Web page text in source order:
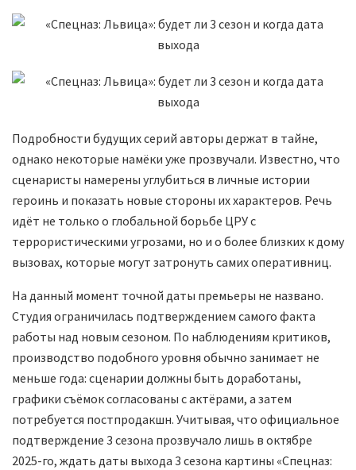
Подробности будущих серий авторы держат в тайне,
однако некоторые намёки уже прозвучали. Известно, что
сценаристы намерены углубиться в личные истории
героинь и показать новые стороны их характеров. Речь
идёт не только о глобальной борьбе ЦРУ с
террористическими угрозами, но и о более близких к дому
вызовах, которые могут затронуть самих оперативниц.
На данный момент точной даты премьеры не названо.
Студия ограничилась подтверждением самого факта
работы над новым сезоном. По наблюдениям критиков,
производство подобного уровня обычно занимает не
меньше года: сценарии должны быть доработаны,
графики съёмок согласованы с актёрами, а затем
потребуется постпродакшн. Учитывая, что официальное
подтверждение 3 сезона прозвучало лишь в октябре
2025-го, ждать даты выхода 3 сезона картины «Спецназ: